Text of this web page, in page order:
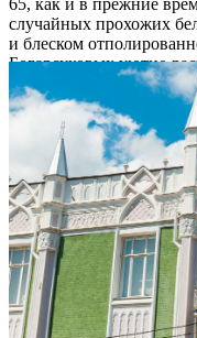
случайных прохожих
и блеском
Богарсуковых уютно
магазины и кафе.
Валентина Гольцберг
Материал создан при
+